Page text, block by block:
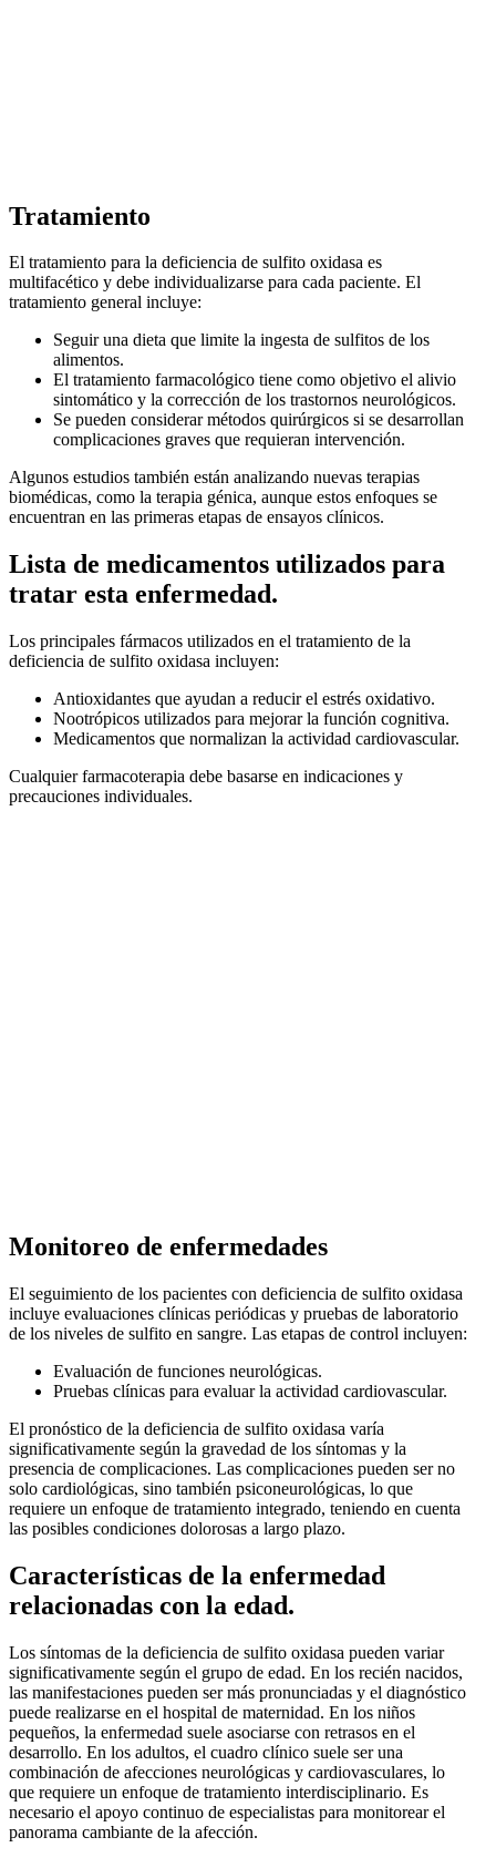
Tratamiento
El tratamiento para la deficiencia de sulfito oxidasa es
multifacético y debe individualizarse para cada paciente. El
tratamiento general incluye:
Seguir una dieta que limite la ingesta de sulfitos de los
alimentos.
El tratamiento farmacológico tiene como objetivo el alivio
sintomático y la corrección de los trastornos neurológicos.
Se pueden considerar métodos quirúrgicos si se desarrollan
complicaciones graves que requieran intervención.
Algunos estudios también están analizando nuevas terapias
biomédicas, como la terapia génica, aunque estos enfoques se
encuentran en las primeras etapas de ensayos clínicos.
Lista de medicamentos utilizados para
tratar esta enfermedad.
Los principales fármacos utilizados en el tratamiento de la
deficiencia de sulfito oxidasa incluyen:
Antioxidantes que ayudan a reducir el estrés oxidativo.
Nootrópicos utilizados para mejorar la función cognitiva.
Medicamentos que normalizan la actividad cardiovascular.
Cualquier farmacoterapia debe basarse en indicaciones y
precauciones individuales.
Monitoreo de enfermedades
El seguimiento de los pacientes con deficiencia de sulfito oxidasa
incluye evaluaciones clínicas periódicas y pruebas de laboratorio
de los niveles de sulfito en sangre. Las etapas de control incluyen:
Evaluación de funciones neurológicas.
Pruebas clínicas para evaluar la actividad cardiovascular.
El pronóstico de la deficiencia de sulfito oxidasa varía
significativamente según la gravedad de los síntomas y la
presencia de complicaciones. Las complicaciones pueden ser no
solo cardiológicas, sino también psiconeurológicas, lo que
requiere un enfoque de tratamiento integrado, teniendo en cuenta
las posibles condiciones dolorosas a largo plazo.
Características de la enfermedad
relacionadas con la edad.
Los síntomas de la deficiencia de sulfito oxidasa pueden variar
significativamente según el grupo de edad. En los recién nacidos,
las manifestaciones pueden ser más pronunciadas y el diagnóstico
puede realizarse en el hospital de maternidad. En los niños
pequeños, la enfermedad suele asociarse con retrasos en el
desarrollo. En los adultos, el cuadro clínico suele ser una
combinación de afecciones neurológicas y cardiovasculares, lo
que requiere un enfoque de tratamiento interdisciplinario. Es
necesario el apoyo continuo de especialistas para monitorear el
panorama cambiante de la afección.